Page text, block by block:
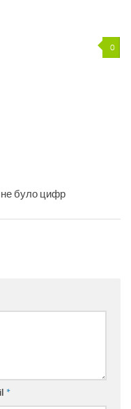
0
було цифр
*